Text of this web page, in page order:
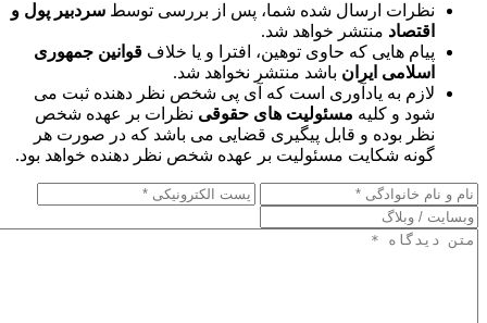
نظرات ارسال شده شما، پس از بررسی توسط سردبیر پول و
اقتصاد منتشر خواهد شد.
پیام هایی که حاوی توهین، افترا و یا خلاف قوانین جمهوری
اسلامی ایران باشد منتشر نخواهد شد.
لازم به یادآوری است که آی پی شخص نظر دهنده ثبت می
شود و کلیه مسئولیت های حقوقی نظرات بر عهده شخص
نظر بوده و قابل پیگیری قضایی می باشد که در صورت هر
گونه شکایت مسئولیت بر عهده شخص نظر دهنده خواهد بود.